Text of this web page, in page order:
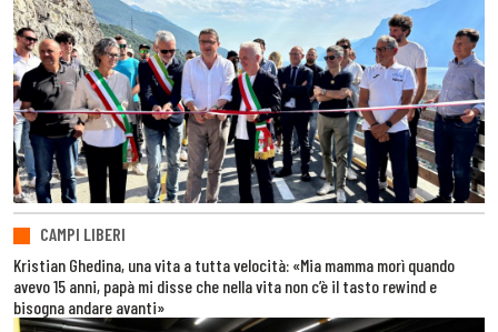
CAMPI LIBERI
Kristian Ghedina, una vita a tutta velocità: «Mia mamma morì quando
avevo 15 anni, papà mi disse che nella vita non c’è il tasto rewind e
bisogna andare avanti»